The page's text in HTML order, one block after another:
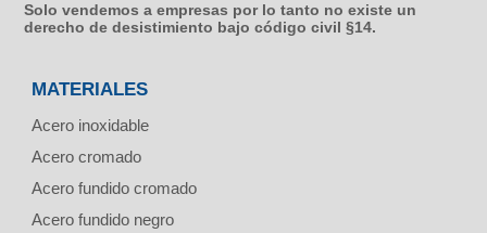
Solo vendemos a empresas por lo tanto no existe un
derecho de desistimiento bajo código civil §14.
MATERIALES
Acero inoxidable
Acero cromado
Acero fundido cromado
Acero fundido negro